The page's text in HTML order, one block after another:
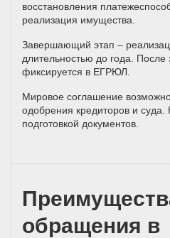
восстановления
реализация имущества.
Завершающий этап –
длительностью до года.
фиксируется в ЕГРЮЛ.
Мировое соглашение
одобрения кредиторов и
подготовкой документов.
обращения в